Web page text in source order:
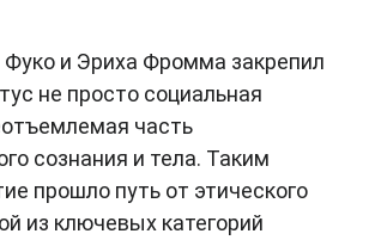
и Эриха Фромма закрепил
не просто социальная
часть
сознания и тела. Таким
прошло путь от этического
из ключевых категорий